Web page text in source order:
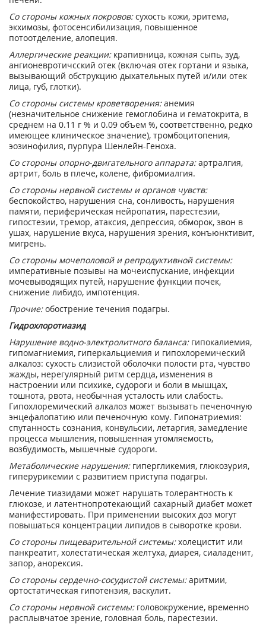
Со стороны кожных покровов:сухость кожи, эритема,
экхимозы, фотосенсибилизация, повышенное
потоотделение, алопеция.
Аллергические реакции:крапивница, кожная сыпь, зуд,
ангионевротичсский отек (включая отек гортани и языка,
вызывающий обструкцию дыхательных путей и/или отек
лица, губ, глотки).
Со стороны системы кроветворения:анемия
(незначительное снижение гемоглобина и гематокрита, в
среднем на 0.11 г % и 0.09 объем %, соответственно, редко
имеющее клиническое значение), тромбоцитопения,
эозинофилия, пурпура Шенлейн-Геноха.
Со стороны опорно-двигательного аппарата:артралгия,
артрит, боль в плече, колене, фибромиалгия.
Со стороны нервной системы и органов чувств:
беспокойство, нарушения сна, сонливость, нарушения
памяти, периферическая нейропатия, парестезии,
гипостезии, тремор, атаксия, депрессия, обморок, звон в
ушах, нарушение вкуса, нарушения зрения, конъюнктивит,
мигрень.
Со стороны мочеполовой и репродуктивной системы:
императивные позывы на мочеиспускание, инфекции
мочевыводящих путей, нарушение функции почек,
снижение либидо, импотенция.
Прочие:обострение течения подагры.
Гидрохлоротиазид
Нарушение водно-электролитного баланса:гипокалиемия,
гипомагниемия, гиперкальциемия и гипохлоремический
алкалоз: сухость слизистой оболочки полости рта, чувство
жажды, нерегулярный ритм сердца, изменения в
настроении или психике, судороги и боли в мышцах,
тошнота, рвота, необычная усталость или слабость.
Гипохлоремический алкалоз может вызывать печеночную
энцефалопатию или печеночную кому. Гипонатриемия:
спутанность сознания, конвульсии, летаргия, замедление
процесса мышления, повышенная утомляемость,
возбудимость, мышечные судороги.
Метаболические нарушения:гипергликемия, глюкозурия,
гиперурикемии с развитием приступа подагры.
Лечение тиазидами может нарушать толерантность к
глюкозе, и латентнопротекающий сахарный диабет может
манифестировать. При применении высоких доз могут
повышаться концентрации липидов в сыворотке крови.
Со стороны пищеварительной системы:холецистит или
панкреатит, холестатическая желтуха, диарея, сиаладенит,
запор, анорексия.
Со стороны сердечно-сосудистой системы:аритмии,
ортостатическая гипотензия, васкулит.
Со стороны нервной системы:головокружение, временно
расплывчатое зрение, головная боль, парестезии.